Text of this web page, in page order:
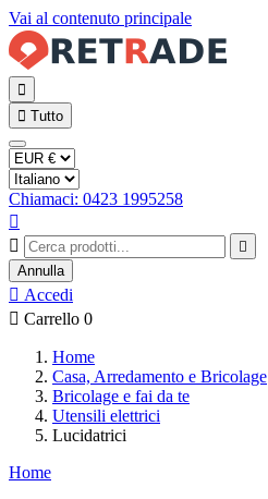
Vai al contenuto principale

 Tutto
Chiamaci: 0423 1995258



Annulla
 Accedi
 Carrello 0
Home
Casa, Arredamento e Bricolage
Bricolage e fai da te
Utensili elettrici
Lucidatrici
Home